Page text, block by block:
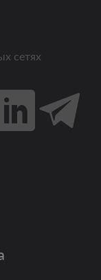
сетях